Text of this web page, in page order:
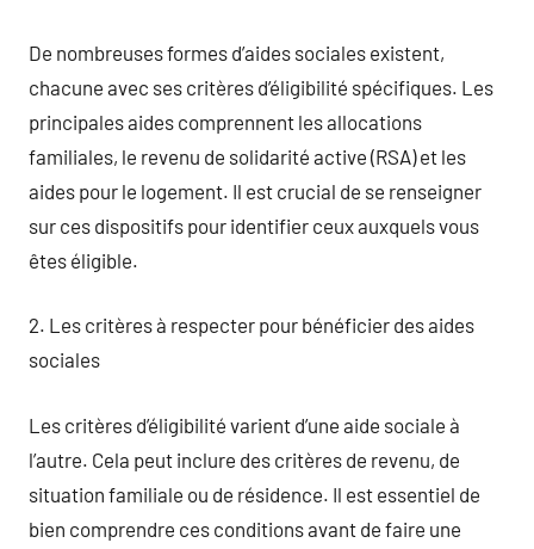
De nombreuses formes d’aides sociales existent,
chacune avec ses critères d’éligibilité spécifiques. Les
principales aides comprennent les allocations
familiales, le revenu de solidarité active (RSA) et les
aides pour le logement. Il est crucial de se renseigner
sur ces dispositifs pour identifier ceux auxquels vous
êtes éligible.
2. Les critères à respecter pour bénéficier des aides
sociales
Les critères d’éligibilité varient d’une aide sociale à
l’autre. Cela peut inclure des critères de revenu, de
situation familiale ou de résidence. Il est essentiel de
bien comprendre ces conditions avant de faire une